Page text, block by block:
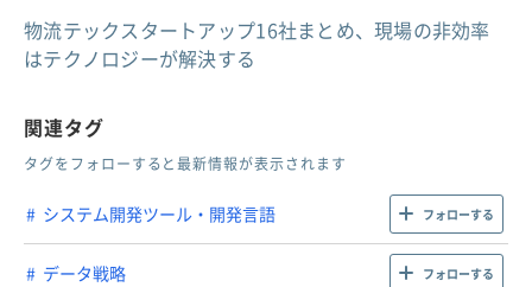
物流テックスタートアップ16社まとめ、現場の非効率
はテクノロジーが解決する
関連タグ
タグをフォローすると最新情報が表示されます
システム開発ツール・開発言語 フォローする
データ戦略 フォローする